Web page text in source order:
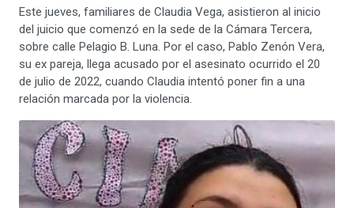
Este jueves, familiares de Claudia Vega, asistieron al inicio
del juicio que comenzó en la sede de la Cámara Tercera,
sobre calle Pelagio B. Luna. Por el caso, Pablo Zenón Vera,
su ex pareja, llega acusado por el asesinato ocurrido el 20
de julio de 2022, cuando Claudia intentó poner fin a una
relación marcada por la violencia.